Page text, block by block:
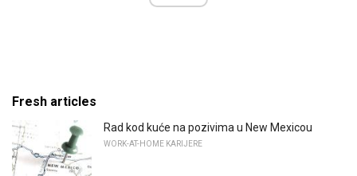
Fresh articles
Rad kod kuće na pozivima u New Mexicou
WORK-AT-HOME KARIJERE